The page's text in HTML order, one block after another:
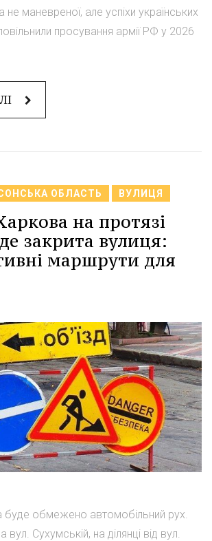
а не маневреної, але успіхи українських
просування армії РФ у 2026
ОБЛАСТЬ ВУЛИЦЯ
на протязі
закрита вулиця:
маршрути для
буде обмежено автомобільний рух.
вул. Сухумській, на ділянці від вул.